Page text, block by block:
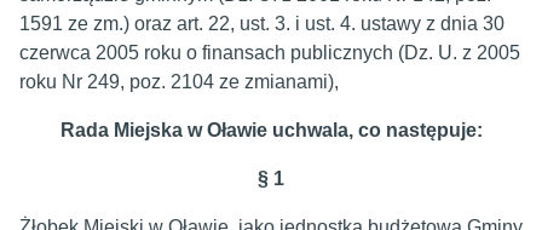
1591 ze zm.) oraz art. 22, ust. 3. i ust. 4. ustawy z dnia 30
czerwca 2005 roku o finansach publicznych (Dz. U. z 2005
roku Nr 249, poz. 2104 ze zmianami),
Rada Miejska w Oławie uchwala, co następuje:
§ 1